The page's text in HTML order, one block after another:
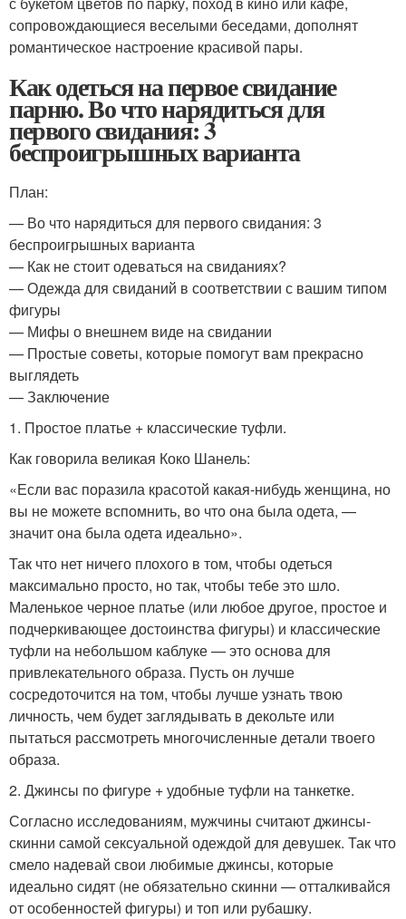
сопровождающиеся веселыми беседами, дополнят
романтическое настроение красивой пары.
Как одеться на первое свидание
парню. Во что нарядиться для
первого свидания: 3
беспроигрышных варианта
План:
— Во что нарядиться для первого свидания: 3
беспроигрышных варианта
— Как не стоит одеваться на свиданиях?
— Одежда для свиданий в соответствии с вашим типом
фигуры
— Мифы о внешнем виде на свидании
— Простые советы, которые помогут вам прекрасно
выглядеть
— Заключение
1. Простое платье + классические туфли.
Как говорила великая Коко Шанель:
«Если вас поразила красотой какая-нибудь женщина, но
вы не можете вспомнить, во что она была одета, —
значит она была одета идеально».
Так что нет ничего плохого в том, чтобы одеться
максимально просто, но так, чтобы тебе это шло.
Маленькое черное платье (или любое другое, простое и
подчеркивающее достоинства фигуры) и классические
туфли на небольшом каблуке — это основа для
привлекательного образа. Пусть он лучше
сосредоточится на том, чтобы лучше узнать твою
личность, чем будет заглядывать в декольте или
пытаться рассмотреть многочисленные детали твоего
образа.
2. Джинсы по фигуре + удобные туфли на танкетке.
Согласно исследованиям, мужчины считают джинсы-
скинни самой сексуальной одеждой для девушек. Так что
смело надевай свои любимые джинсы, которые
идеально сидят (не обязательно скинни — отталкивайся
от особенностей фигуры) и топ или рубашку.